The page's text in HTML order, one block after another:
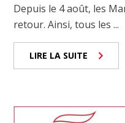
Depuis le 4 août, les
retour. Ainsi, tous les ...
LIRE LA SUITE